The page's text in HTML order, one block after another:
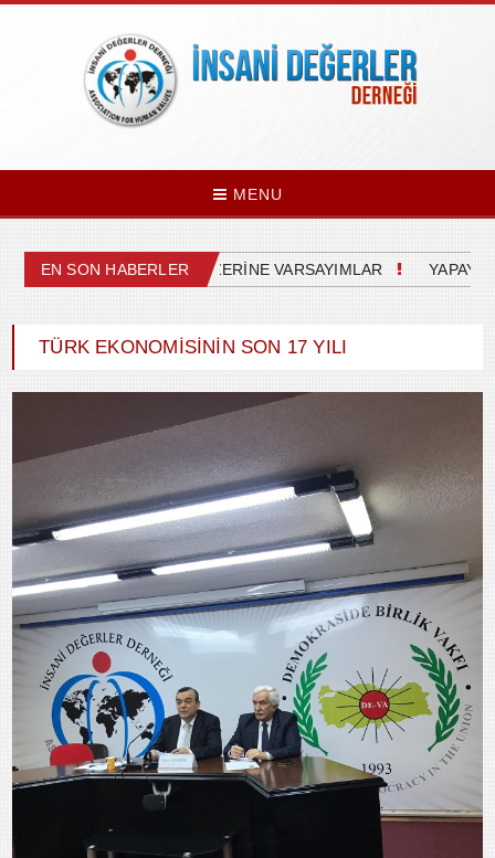
MENU
EN SON HABERLER
GELECEĞİ ÜZERİNE VARSAYIMLAR YAPAY ZEKANIN
TÜRK EKONOMİSİNİN SON 17 YILI